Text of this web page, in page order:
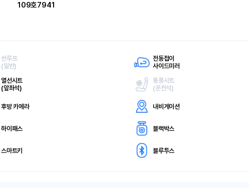
109호7941
썬루프
(일반)
전동접이
사이드미러
열선시트
(앞좌석)
통풍시트
(운전석)
후방 카메라 내비게이션
하이패스 블랙박스
스마트키 블루투스